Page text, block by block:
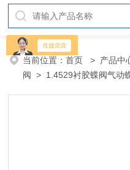
当前位置：首页 > 产品中
阀 > 1.4529衬胶蝶阀气动